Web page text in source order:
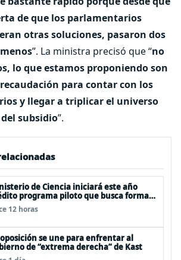
de que los parlamentarios
otras soluciones, pasaron dos
”. La ministra precisó que “no
lo que estamos proponiendo son
para contar con los
y llegar a triplicar el universo
subsidio”.
de Ciencia iniciará este año
programa piloto que busca formar
de enseñanza media en
12 horas
oposición se une para enfrentar al
de “extrema derecha” de Kast